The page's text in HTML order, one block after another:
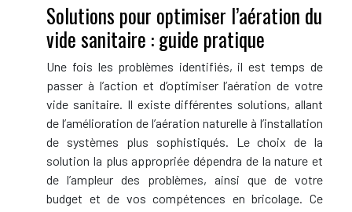
Solutions pour optimiser l’aération du
vide sanitaire : guide pratique
Une fois les problèmes identifiés, il est temps de
passer à l’action et d’optimiser l’aération de votre
vide sanitaire. Il existe différentes solutions, allant
de l’amélioration de l’aération naturelle à l’installation
de systèmes plus sophistiqués. Le choix de la
solution la plus appropriée dépendra de la nature et
de l’ampleur des problèmes, ainsi que de votre
budget et de vos compétences en bricolage. Ce